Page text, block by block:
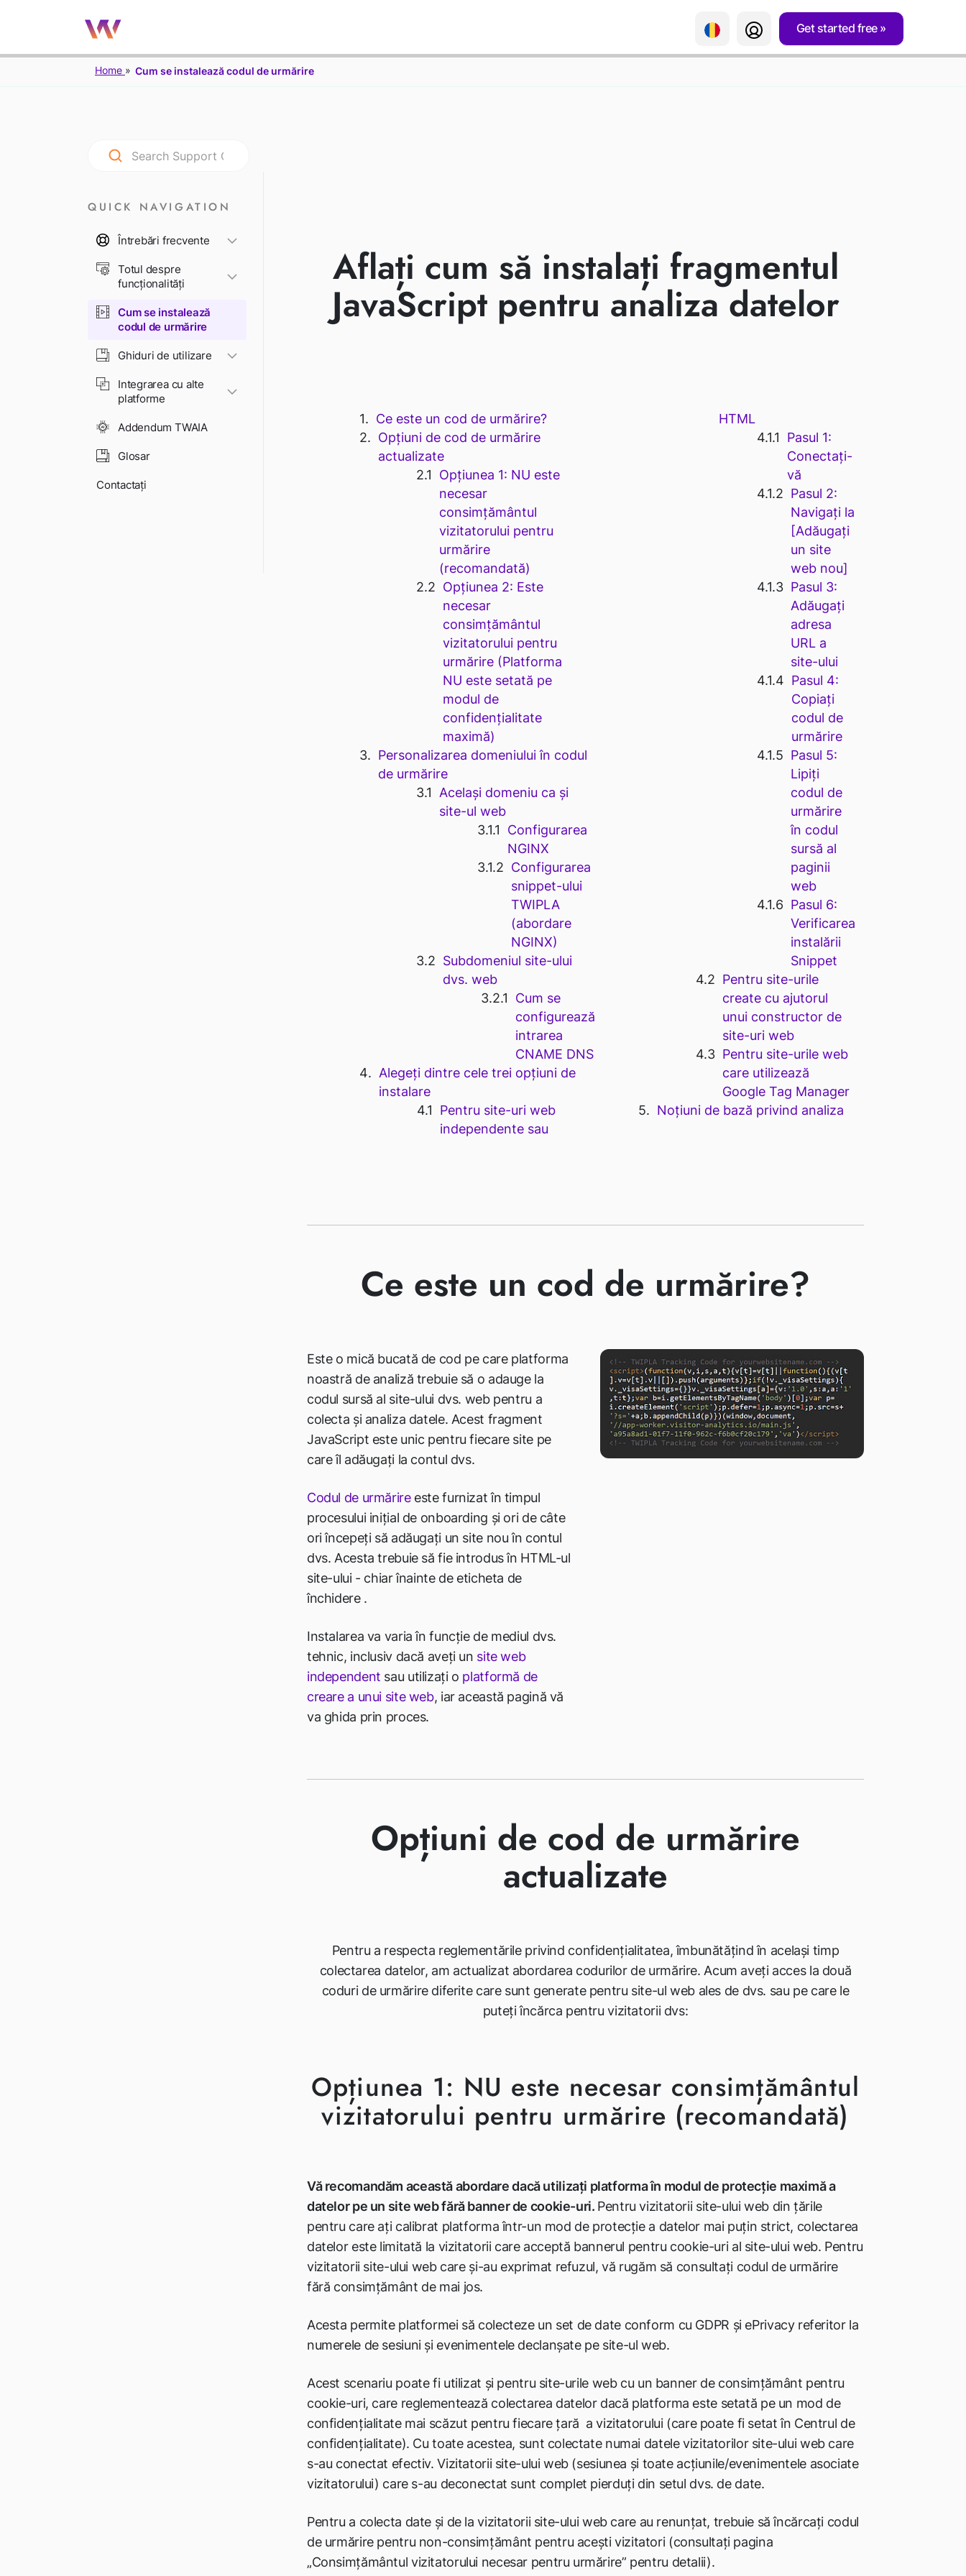
Get started free
Home Cum se instalează codul de urmărire
QUICK NAVIGATION
Întrebări frecvente
Totul despre
funcționalități
Cum se instalează
codul de urmărire
Ghiduri de utilizare
Integrarea cu alte
platforme
Addendum TWAIA
Glosar
Contactați
Aflați cum să instalați fragmentul
JavaScript pentru analiza datelor
Ce este un cod de urmărire?
Opțiuni de cod de urmărire
actualizate
Opțiunea 1: NU este
necesar
consimțământul
vizitatorului pentru
urmărire
(recomandată)
Opțiunea 2: Este
necesar
consimțământul
vizitatorului pentru
urmărire (Platforma
NU este setată pe
modul de
confidențialitate
maximă)
Personalizarea domeniului în codul
de urmărire
Același domeniu ca și
site-ul web
Configurarea
NGINX
Configurarea
snippet-ului
TWIPLA
(abordare
NGINX)
Subdomeniul site-ului
dvs. web
Cum se
configurează
intrarea
CNAME DNS
Alegeți dintre cele trei opțiuni de
instalare
Pentru site-uri web
independente sau
HTML
Pasul 1:
Conectați-
vă
Pasul 2:
Navigați la
[Adăugați
un site
web nou]
Pasul 3:
Adăugați
adresa
URL a
site-ului
Pasul 4:
Copiați
codul de
urmărire
Pasul 5:
Lipiți
codul de
urmărire
în codul
sursă al
paginii
web
Pasul 6:
Verificarea
instalării
Snippet
Pentru site-urile
create cu ajutorul
unui constructor de
site-uri web
Pentru site-urile web
care utilizează
Google Tag Manager
Noțiuni de bază privind analiza
Ce este un cod de urmărire?
Este o mică bucată de cod pe care platforma
noastră de analiză trebuie să o adauge la
codul sursă al site-ului dvs. web pentru a
colecta și analiza datele. Acest fragment
JavaScript este unic pentru fiecare site pe
care îl adăugați la contul dvs.
Codul de urmărireeste furnizat în timpul
procesului inițial de onboarding și ori de câte
ori începeți să adăugați un site nou în contul
dvs. Acesta trebuie să fie introdus în HTML-ul
site-ului - chiar înainte de eticheta de
închidere .
Instalarea va varia în funcție de mediul dvs.
tehnic, inclusiv dacă aveți un site web
independent sau utilizați o platformă de
creare a unui site web, iar această pagină vă
va ghida prin proces.
Opțiuni de cod de urmărire
actualizate
Pentru a respecta reglementările privind confidențialitatea, îmbunătățind în același timp
colectarea datelor, am actualizat abordarea codurilor de urmărire. Acum aveți acces la două
coduri de urmărire diferite care sunt generate pentru site-ul web ales de dvs. sau pe care le
puteți încărca pentru vizitatorii dvs:
Opțiunea 1: NU este necesar consimțământul
vizitatorului pentru urmărire (recomandată)
Vă recomandăm această abordare dacă utilizați platforma în modul de protecție maximă a
datelor pe un site web fără banner de cookie-uri. Pentru vizitatorii site-ului web din țările
pentru care ați calibrat platforma într-un mod de protecție a datelor mai puțin strict, colectarea
datelor este limitată la vizitatorii care acceptă bannerul pentru cookie-uri al site-ului web. Pentru
vizitatorii site-ului web care și-au exprimat refuzul, vă rugăm să consultați codul de urmărire
fără consimțământ de mai jos.
Acesta permite platformei să colecteze un set de date conform cu GDPR și ePrivacy referitor la
numerele de sesiuni și evenimentele declanșate pe site-ul web.
Acest scenariu poate fi utilizat și pentru site-urile web cu un banner de consimțământ pentru
cookie-uri, care reglementează colectarea datelor dacă platforma este setată pe un mod de
confidențialitate mai scăzut pentru fiecare țară a vizitatorului (care poate fi setat în Centrul de
confidențialitate). Cu toate acestea, sunt colectate numai datele vizitatorilor site-ului web care
s-au conectat efectiv. Vizitatorii site-ului web (sesiunea și toate acțiunile/evenimentele asociate
vizitatorului) care s-au deconectat sunt complet pierduți din setul dvs. de date.
Pentru a colecta date și de la vizitatorii site-ului web care au renunțat, trebuie să încărcați codul
de urmărire pentru non-consimțământ pentru acești vizitatori (consultați pagina
„Consimțământul vizitatorului necesar pentru urmărire” pentru detalii).